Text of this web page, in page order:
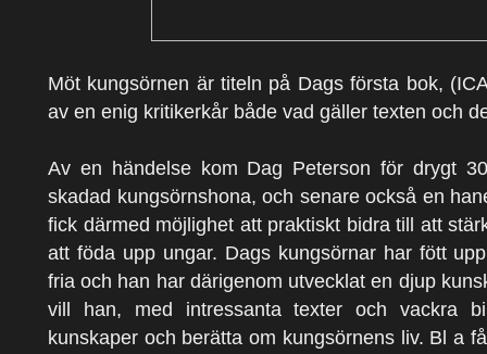
Möt kungsörnen är titeln på Dags första bok,
av en enig kritikerkår både vad gäller texten och
Av en händelse kom Dag Peterson för drygt
skadad kungsörnshona, och senare också en
fick därmed möjlighet att praktiskt bidra till att
att föda upp ungar. Dags kungsörnar har fött
fria och han har därigenom utvecklat en djup
vill han, med intressanta texter och vackra
kunskaper och berätta om kungsörnens liv. Bl a